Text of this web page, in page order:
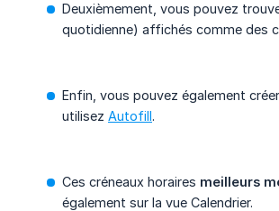
Deuxièmement, vous pouvez
quotidienne) affichés comme des
Enfin, vous pouvez également
utilisez Autofill.
Ces créneaux horaires meilleurs
également sur la vue Calendrier.